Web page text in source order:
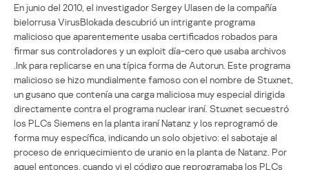
En junio del 2010, el investigador Sergey Ulasen de la compañía
bielorrusa VirusBlokada descubrió un intrigante programa
malicioso que aparentemente usaba certificados robados para
firmar sus controladores y un exploit día-cero que usaba archivos
.Ink para replicarse en una típica forma de Autorun. Este programa
malicioso se hizo mundialmente famoso con el nombre de Stuxnet,
un gusano que contenía una carga maliciosa muy especial dirigida
directamente contra el programa nuclear iraní. Stuxnet secuestró
los PLCs Siemens en la planta iraní Natanz y los reprogramó de
forma muy específica, indicando un solo objetivo: el sabotaje al
proceso de enriquecimiento de uranio en la planta de Natanz. Por
aquel entonces, cuando vi el código que reprogramaba los PLCs